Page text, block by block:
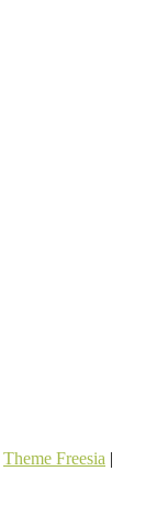
Theme Freesia |